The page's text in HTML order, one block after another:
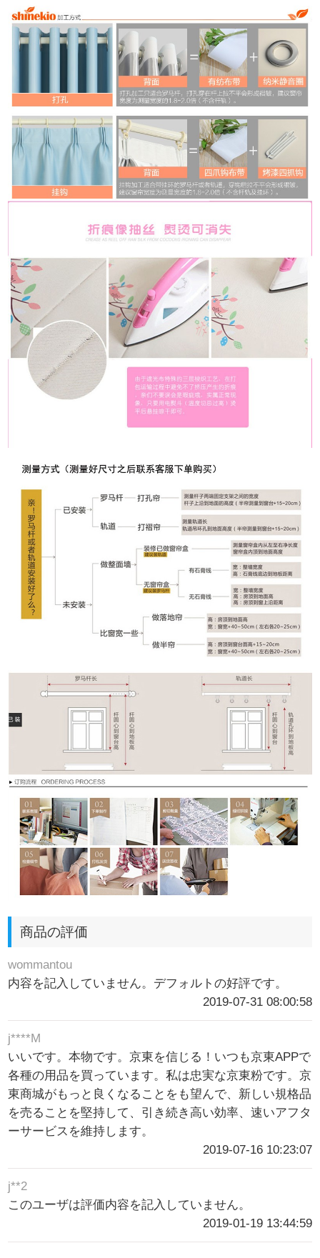
商品の評価
wommantou
内容を記入していません。デフォルトの好評です。
2019-07-31 08:00:58
j****M
いいです。本物です。京東を信じる！いつも京東APPで
各種の用品を買っています。私は忠実な京東粉です。京
東商城がもっと良くなることをも望んで、新しい規格品
を売ることを堅持して、引き続き高い効率、速いアフタ
ーサービスを維持します。
2019-07-16 10:23:07
j**2
このユーザは評価内容を記入していません。
2019-01-19 13:44:59